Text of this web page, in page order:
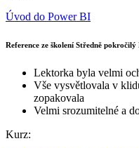
Úvod do Power BI
Reference ze školení Středně pokročilý
Lektorka byla velmi
Vše vysvětlovala v
zopakovala
Velmi srozumitelné a
Kurz: